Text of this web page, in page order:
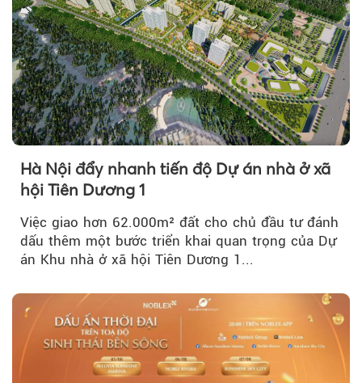
Hà Nội đẩy nhanh tiến độ Dự án nhà ở xã
hội Tiên Dương 1
Việc giao hơn 62.000m² đất cho chủ đầu tư đánh
dấu thêm một bước triển khai quan trọng của Dự
án Khu nhà ở xã hội Tiên Dương 1...